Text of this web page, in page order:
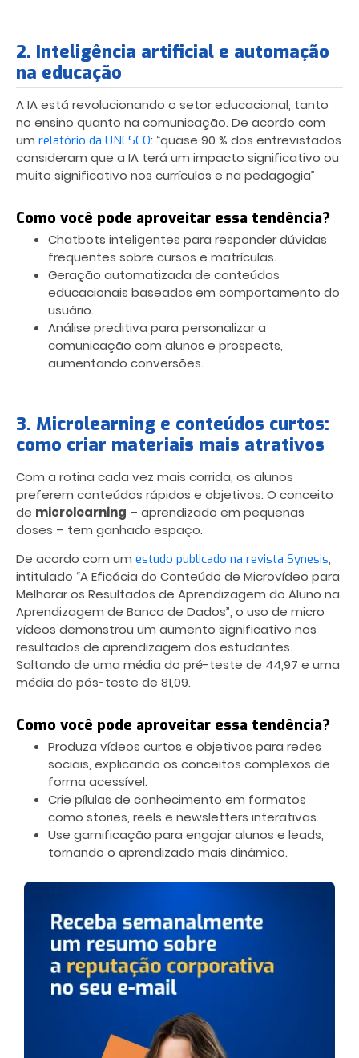
2. Inteligência artificial e automação
na educação
A IA está revolucionando o setor educacional, tanto
no ensino quanto na comunicação. De acordo com
um relatório da UNESCO: “quase 90 % dos entrevistados
consideram que a IA terá um impacto significativo ou
muito significativo nos currículos e na pedagogia”
Como você pode aproveitar essa tendência?
Chatbots inteligentes para responder dúvidas
frequentes sobre cursos e matrículas.
Geração automatizada de conteúdos
educacionais baseados em comportamento do
usuário.
Análise preditiva para personalizar a
comunicação com alunos e prospects,
aumentando conversões.
3. Microlearning e conteúdos curtos:
como criar materiais mais atrativos
Com a rotina cada vez mais corrida, os alunos
preferem conteúdos rápidos e objetivos. O conceito
de microlearning – aprendizado em pequenas
doses – tem ganhado espaço.
De acordo com um estudo publicado na revista Synesis,
intitulado “A Eficácia do Conteúdo de Microvídeo para
Melhorar os Resultados de Aprendizagem do Aluno na
Aprendizagem de Banco de Dados”, o uso de micro
vídeos demonstrou um aumento significativo nos
resultados de aprendizagem dos estudantes.
Saltando de uma média do pré-teste de 44,97 e uma
média do pós-teste de 81,09.
Como você pode aproveitar essa tendência?
Produza vídeos curtos e objetivos para redes
sociais, explicando os conceitos complexos de
forma acessível.
Crie pílulas de conhecimento em formatos
como stories, reels e newsletters interativas.
Use gamificação para engajar alunos e leads,
tornando o aprendizado mais dinâmico.